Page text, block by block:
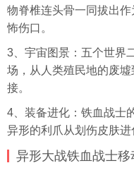
物脊椎连头骨一同拔出
怖伤口。
3、宇宙图景：五个世界
场，从人类殖民地的废
接。
4、装备进化：铁血战士
异形的利爪从划伤皮肤进
异形大战铁血战士